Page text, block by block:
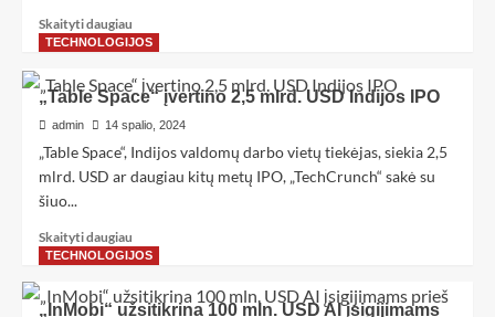
Skaityti daugiau
TECHNOLOGIJOS
„Table Space“ įvertino 2,5 mlrd. USD Indijos IPO
admin 14 spalio, 2024
„Table Space“, Indijos valdomų darbo vietų tiekėjas, siekia 2,5
mlrd. USD ar daugiau kitų metų IPO, „TechCrunch“ sakė su
šiuo...
Skaityti daugiau
TECHNOLOGIJOS
„InMobi“ užsitikrina 100 mln. USD AI įsigijimams